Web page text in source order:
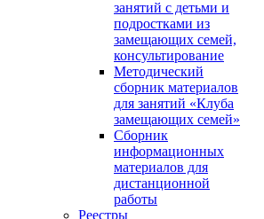
занятий с детьми и
подростками из
замещающих семей,
консультирование
Методический
сборник материалов
для занятий «Клуба
замещающих семей»
Сборник
информационных
материалов для
дистанционной
работы
Реестры